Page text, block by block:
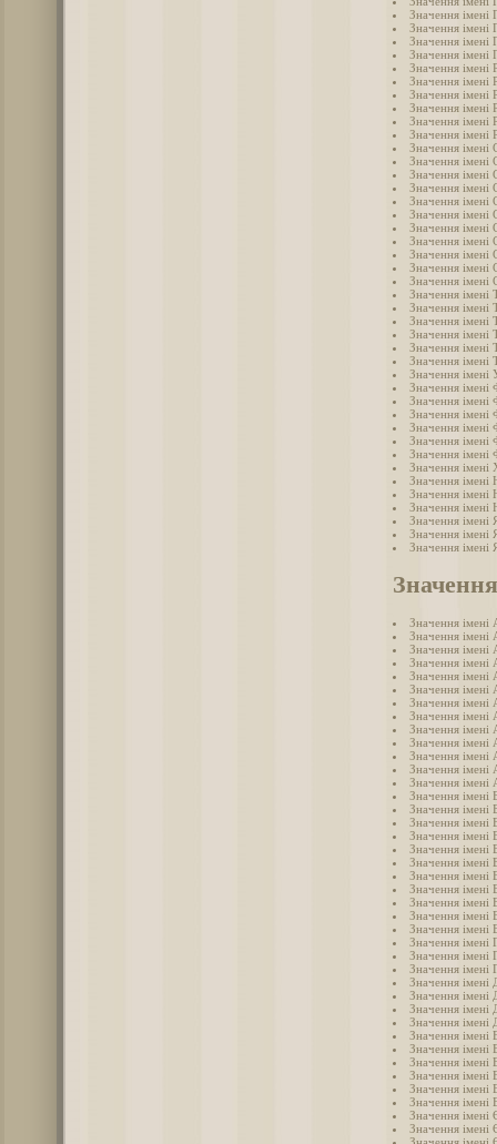
Значення імені
Значення імені
Значення імені
Значення імені
Значення імені
Значення імені
Значення імені
Значення імені
Значення імені
Значення імені
Значення імені
Значення імені
Значення імені
Значення імені
Значення імені
Значення імені
Значення імені
Значення імені
Значення імені
Значення імені
Значення імені
Значення імені
Значення імені
Значення імені
Значення імені
Значення імені
Значення імені
Значення імені
Значення імені
Значення імені
Значення імені
Значення імені
Значення імені
Значення імені
Значення імені
Значення імені
Значення імені
Значення
Значення імені
Значення імені
Значення імені
Значення імені
Значення імені
Значення імені
Значення імені
Значення імені
Значення імені
Значення імені
Значення імені
Значення імені
Значення імені
Значення імені
Значення імені
Значення імені
Значення імені
Значення імені
Значення імені
Значення імені
Значення імені
Значення імені
Значення імені
Значення імені
Значення імені
Значення імені
Значення імені
Значення імені
Значення імені
Значення імені
Значення імені
Значення імені
Значення імені
Значення імені
Значення імені
Значення імені
Значення імені
Значення імені
Значення імені
Значення імені
Значення імені
Значення імені